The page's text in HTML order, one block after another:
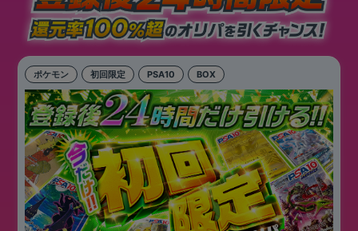
ポケモン 初回限定 PSA10 BOX